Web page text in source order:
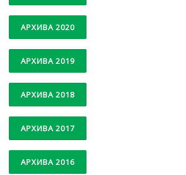
АРХИВА 2020
АРХИВА 2019
АРХИВА 2018
АРХИВА 2017
АРХИВА 2016